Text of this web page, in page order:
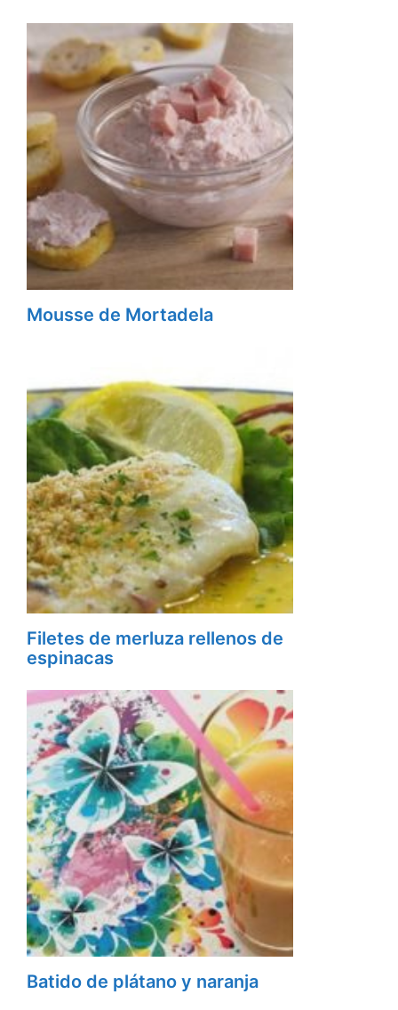
Mousse de Mortadela
Filetes de merluza rellenos de
espinacas
Batido de plátano y naranja